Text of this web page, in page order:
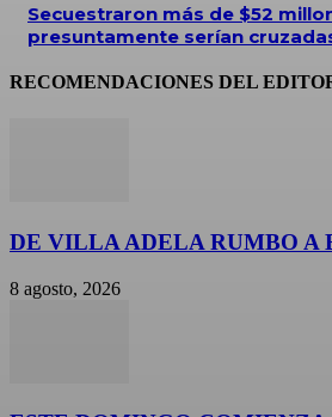
Secuestraron más de $52
presuntamente serían
RECOMENDACIONES DEL
DE VILLA ADELA RUMBO A
8 agosto, 2026